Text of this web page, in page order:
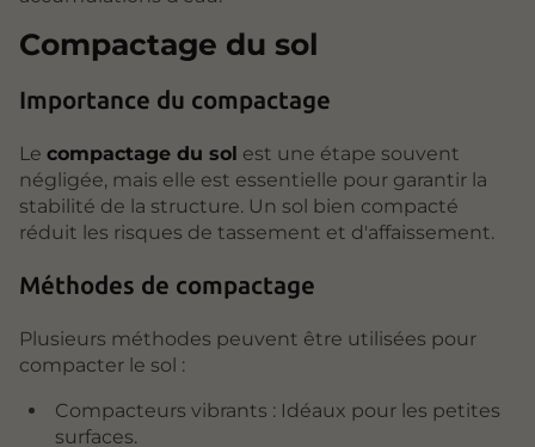
Compactage du sol
Importance du compactage
Le compactage du sol est une étape souvent
négligée, mais elle est essentielle pour garantir la
stabilité de la structure. Un sol bien compacté
réduit les risques de tassement et d'affaissement.
Méthodes de compactage
Plusieurs méthodes peuvent être utilisées pour
compacter le sol :
Compacteurs vibrants : Idéaux pour les petites
surfaces.